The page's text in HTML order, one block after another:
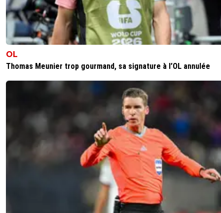
OL
Thomas Meunier trop gourmand, sa signature à l’OL annulée